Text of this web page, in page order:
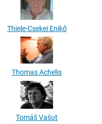
Thiele-Csekei Enikő
Thomas Achelis
Tomáš Vašut